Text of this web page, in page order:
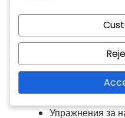
разберат кога да
Например,
симулират различни
позволява на
адаптират в реално
Упражнения за